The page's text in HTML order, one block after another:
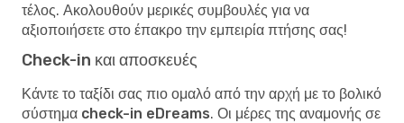
τέλος. Ακολουθούν μερικές συμβουλές για να
αξιοποιήσετε στο έπακρο την εμπειρία πτήσης σας!
Check-in και αποσκευές
Κάντε το ταξίδι σας πιο ομαλό από την αρχή με το βολικό
σύστημα check-in eDreams. Οι μέρες της αναμονής σε